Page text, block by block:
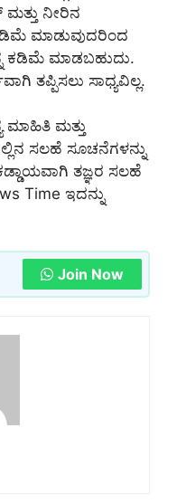
ನೀರಿನ
ಮಾಡುವುದರಿಂದ
ಕಡಿಮೆ ಮಾಡಬಹುದು.
ತಪ್ಪಿಸಲು ಸಾಧ್ಯವಿಲ್ಲ.
ಮತ್ತು
ಸಲಹೆ ಸೂಚನೆಗಳನ್ನು
ತಜ್ಞರ ಸಲಹೆ
Time ಇದನ್ನು
Join Now